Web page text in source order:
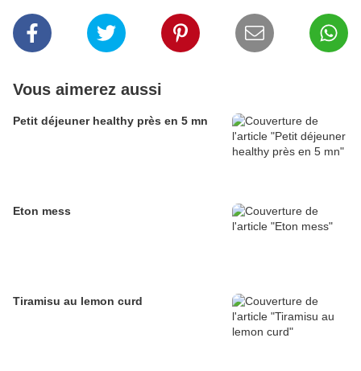
Vous aimerez aussi
Petit déjeuner healthy près en 5 mn
Eton mess
Tiramisu au lemon curd